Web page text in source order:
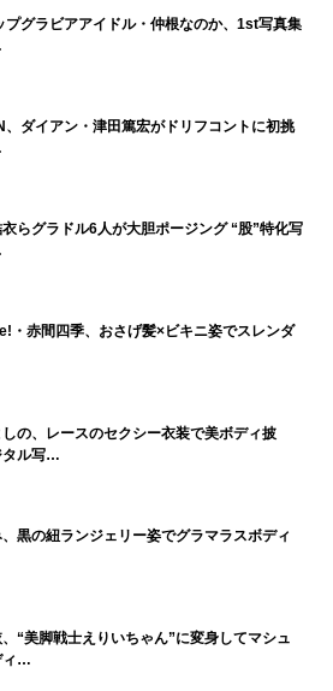
プグラビアアイドル・仲根なのか、1st写真集
、ダイアン・津田篤宏がドリフコントに初挑
らグラドル6人が大胆ポージング “股”特化写
・赤間四季、おさげ髪×ビキニ姿でスレンダ
の、レースのセクシー衣装で美ボディ披
ル写…
黒の紐ランジェリー姿でグラマラスボディ
“美脚戦士えりいちゃん”に変身してマシュ
ィ…